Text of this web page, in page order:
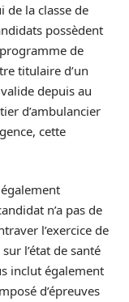
de la classe de
possèdent
de
titulaire d’un
depuis au
d’ambulancier
cette
n’a pas de
l’exercice de
l’état de santé
inclut également
d’épreuves